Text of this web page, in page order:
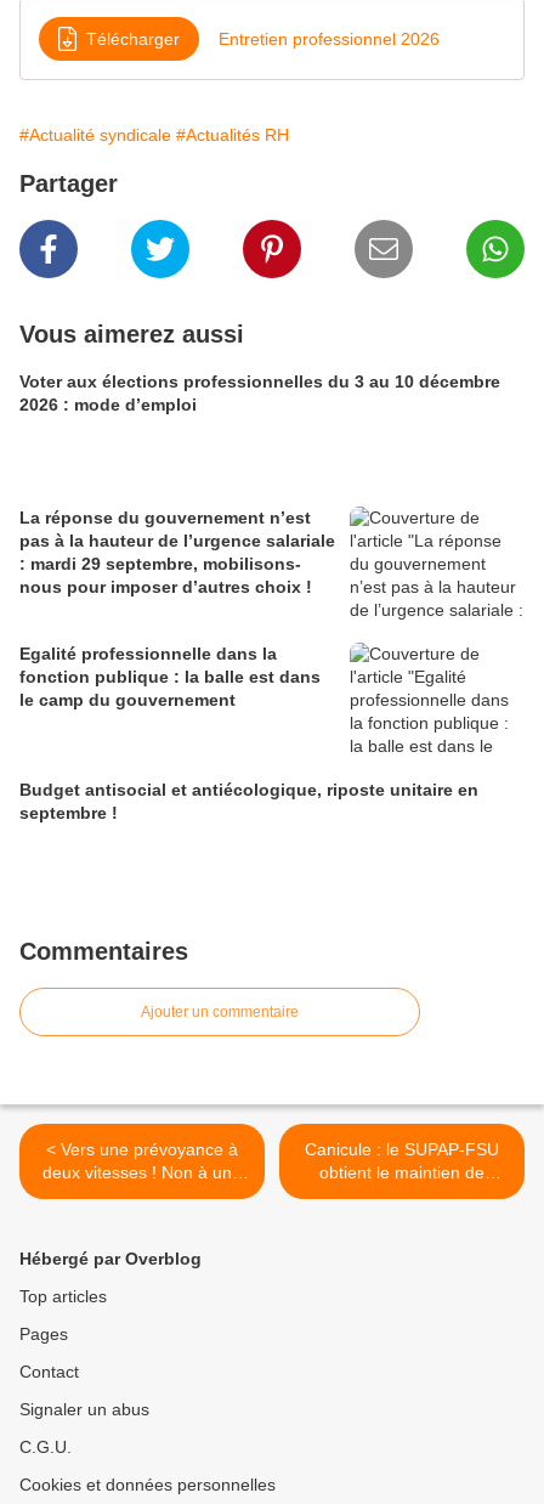
Télécharger Entretien professionnel 2026
#Actualité syndicale #Actualités RH
Partager
Vous aimerez aussi
Voter aux élections professionnelles du 3 au 10 décembre
2026 : mode d’emploi
La réponse du gouvernement n’est
pas à la hauteur de l’urgence salariale
: mardi 29 septembre, mobilisons-
nous pour imposer d’autres choix !
Egalité professionnelle dans la
fonction publique : la balle est dans
le camp du gouvernement
Budget antisocial et antiécologique, riposte unitaire en
septembre !
Commentaires
Ajouter un commentaire
< Vers une prévoyance à
deux vitesses ! Non à une
action sociale au rabais !
Canicule : le SUPAP-FSU
obtient le maintien de
rémunération des
Hébergé par Overblog
Top articles
Pages
Contact
Signaler un abus
C.G.U.
Cookies et données personnelles